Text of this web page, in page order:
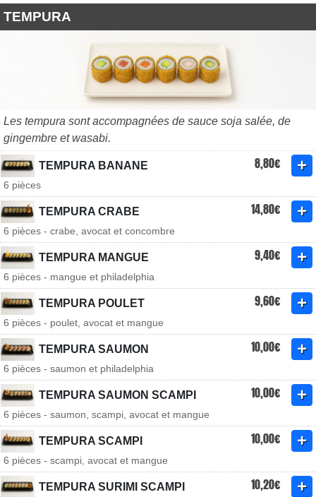
TEMPURA
Les tempura sont accompagnées de sauce soja salée, de
gingembre et wasabi.
TEMPURA BANANE 8,80€
6 pièces
TEMPURA CRABE 14,80€
6 pièces - crabe, avocat et concombre
TEMPURA MANGUE 9,40€
6 pièces - mangue et philadelphia
TEMPURA POULET 9,60€
6 pièces - poulet, avocat et mangue
TEMPURA SAUMON 10,00€
6 pièces - saumon et philadelphia
TEMPURA SAUMON SCAMPI 10,00€
6 pièces - saumon, scampi, avocat et mangue
TEMPURA SCAMPI 10,00€
6 pièces - scampi, avocat et mangue
TEMPURA SURIMI SCAMPI 10,20€